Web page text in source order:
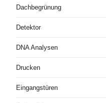
Dachbegrünung
Detektor
DNA Analysen
Drucken
Eingangstüren